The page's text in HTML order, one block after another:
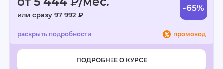
или сразу 97 992 ₽
-65%
промокод
ПОДРОБНЕЕ О КУРСЕ